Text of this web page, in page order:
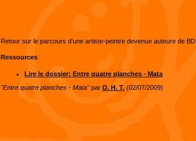
Retour sur le parcours d'une artiste-peintre devenue auteure de BD.
Ressources
Lire le dossier: Entre quatre planches - Mata
"Entre quatre planches - Mata"par D. H. T. (02/07/2009)